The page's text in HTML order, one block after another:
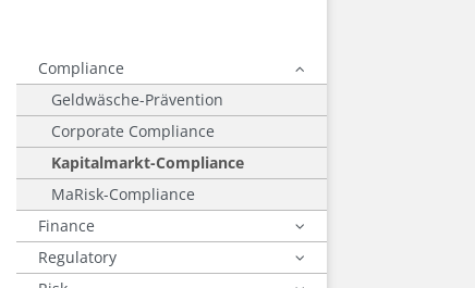
Compliance
Geldwäsche-Prävention
Corporate Compliance
Kapitalmarkt-Compliance
MaRisk-Compliance
Finance
Regulatory